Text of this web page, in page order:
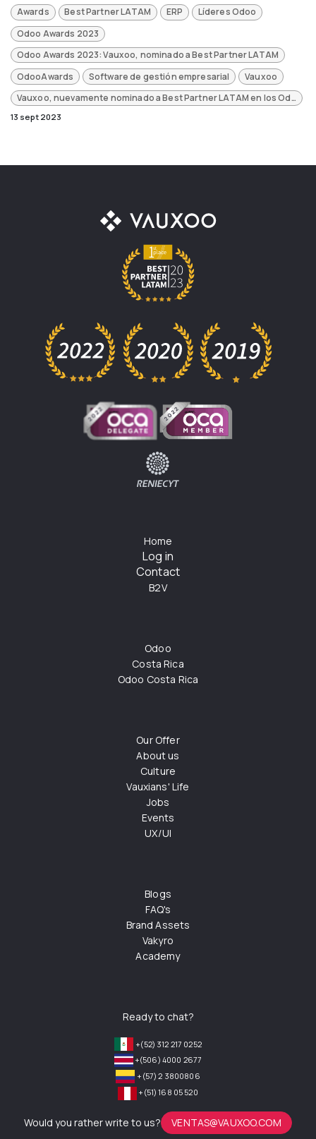
Awards Best Partner LATAM ERP
Líderes Odoo
Odoo Awards 2023
Odoo Awards 2023: Vauxoo, nominado a Best Partner LATAM
OdooAwards
Software de gestión empresarial
Vauxoo
Vauxoo, nuevamente nominado a Best Partner LATAM en los Odoo Awards 2023
13 sept 2023
Home
Log in
Contact
B2V
Odoo
Costa Rica
Odoo Costa Rica
Our Offer
About us
Culture
Vauxians' Life
Jobs
Events
UX/UI
Blogs
FAQ's
Brand Assets
Vakyro
Academy
Ready to chat?
+(52) 312 217 0252
+(506) 4000 2677
+(57) 2 3800806
+(51) 168 05 520
Would you rather write to us? VENTAS@VAUXOO.COM